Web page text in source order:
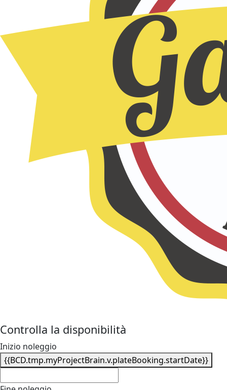
Controlla la disponibilità
Inizio noleggio
{{BCD.tmp.myProjectBrain.v.plateBooking.startDate}}